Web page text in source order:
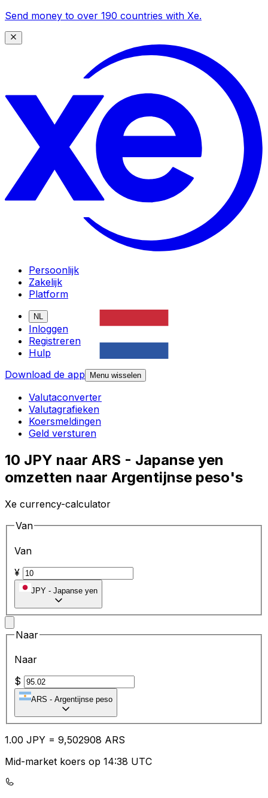
Send money to over 190 countries with Xe.
Persoonlijk
Zakelijk
Platform
NL
Inloggen
Registreren
Hulp
Download de app
Menu wisselen
Valutaconverter
Valutagrafieken
Koersmeldingen
Geld versturen
10 JPY naar ARS - Japanse yen
omzetten naar Argentijnse peso's
Xe currency-calculator
Van
Van
¥
JPY - Japanse yen
Naar
Naar
$
ARS - Argentijnse peso
1.00 JPY = 9,502908 ARS
Mid-market koers op 14:38 UTC